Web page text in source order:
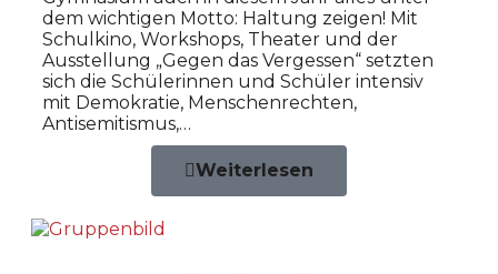
dem wichtigen Motto: Haltung zeigen! Mit
Schulkino, Workshops, Theater und der
Ausstellung „Gegen das Vergessen“ setzten
sich die Schülerinnen und Schüler intensiv
mit Demokratie, Menschenrechten,
Antisemitismus,…
Weiterlesen